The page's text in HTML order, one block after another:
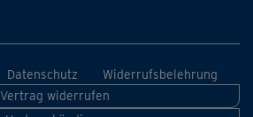
Datenschutz
Widerrufsbelehrung
Vertrag widerrufen